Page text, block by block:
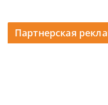
Партнерская